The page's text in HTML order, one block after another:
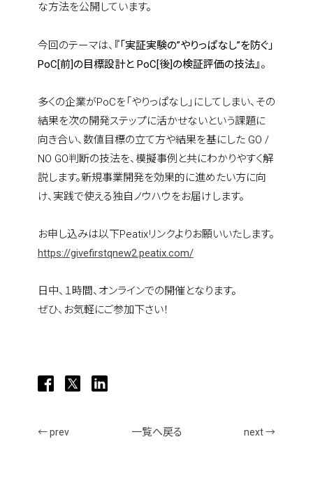
home
who we are
projects
journal
な方法を公開しています。
今回のテーマは、 『「実証実験の”やりっぱなし”を防ぐ」
PoC[前]の目標設計と PoC[後]の検証評価の技法』。
多くの企業がPoCを「やりっぱなし」にしてしまい、その
結果を次の開発ステップに活かせないという課題に
向き合い、数値目標の立て方や結果を基にした GO /
NO GO判断の技法を、模擬事例と共にわかりやすく解
説します。新規事業開発を効果的に進めたい方に向
け、実践で使える独自ノウハウをお届けします。
お申し込みは以下Peatixリンクよりお願いいたします。
https://givefirstqnew2.peatix.com/
日中、１時間、オンラインでの開催となります。
ぜひ、お気軽にご参加下さい！
← prev 一覧へ戻る next →